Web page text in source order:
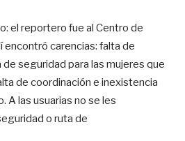
el reportero fue al Centro de
encontró carencias: falta de
seguridad para las mujeres que
de coordinación e inexistencia
A las usuarias no se les
o ruta de